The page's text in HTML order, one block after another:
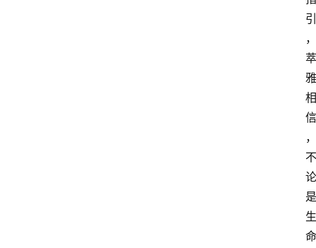
引
，
萃
雅
相
信
，
不
论
是
生
命